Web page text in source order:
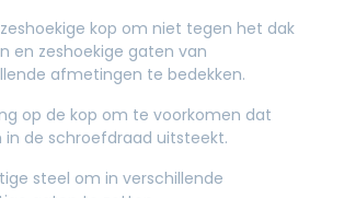
kop om niet tegen het dak
en zeshoekige gaten van
afmetingen te bedekken.
op de kop om te voorkomen dat
in de schroefdraad uitsteekt.
steel om in verschillende